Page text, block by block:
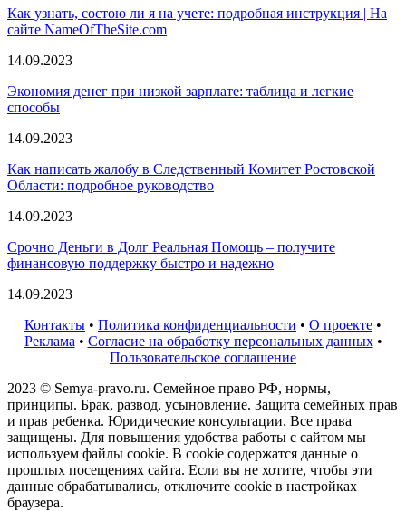
Как узнать, состою ли я на учете: подробная инструкция | На
сайте NameOfTheSite.com
14.09.2023
Экономия денег при низкой зарплате: таблица и легкие
способы
14.09.2023
Как написать жалобу в Следственный Комитет Ростовской
Области: подробное руководство
14.09.2023
Срочно Деньги в Долг Реальная Помощь – получите
финансовую поддержку быстро и надежно
14.09.2023
Контакты • Политика конфиденциальности • О проекте •
Реклама • Согласие на обработку персональных данных•
Пользовательское соглашение
2023 © Semya-pravo.ru. Семейное право РФ, нормы,
принципы. Брак, развод, усыновление. Защита семейных прав
и прав ребенка. Юридические консультации. Все права
защищены. Для повышения удобства работы с сайтом мы
используем файлы cookie. В cookie содержатся данные о
прошлых посещениях сайта. Если вы не хотите, чтобы эти
данные обрабатывались, отключите cookie в настройках
браузера.